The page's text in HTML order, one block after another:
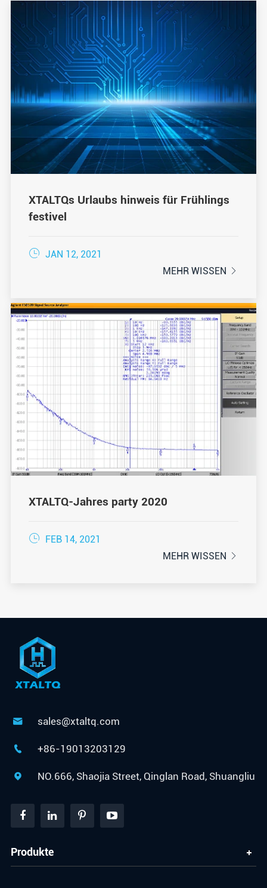
XTALTQs Urlaubs hinweis für Frühlings
festivel
 JAN 12, 2021
MEHR WISSEN

XTALTQ-Jahres party 2020
 FEB 14, 2021
MEHR WISSEN

 sales@xtaltq.com
 +86-19013203129
 NO.666, Shaojia Street, Qinglan Road, Shuangliu
Produkte